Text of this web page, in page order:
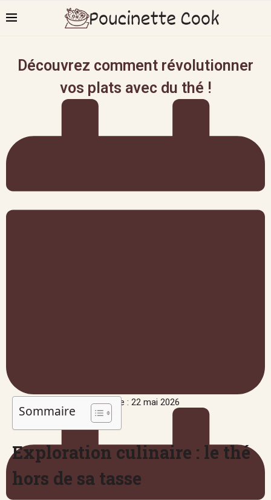
Découvrez comment révolutionner
vos plats avec du thé !
Publié le : 22 mai 2026
Sommaire
Exploration culinaire : le thé
hors de sa tasse